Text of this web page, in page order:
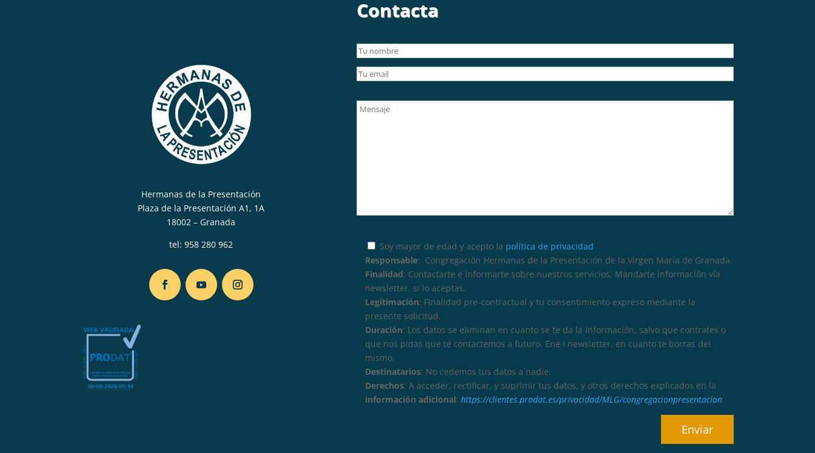
Hermanas de la Presentación
Plaza de la Presentación A1, 1A
18002 – Granada
tel:958 280 962
Contacta
Soy mayor de edad y acepto la política de privacidad
Responsable: Congregación Hermanas de la Presentación de la Virgen María de Granada.
Finalidad: Contactarte e informarte sobre nuestros servicios. Mandarte información vía
newsletter, si lo aceptas.
Legitimación: Finalidad pre-contractual y tu consentimiento expreso mediante la
presente solicitud.
Duración: Los datos se eliminan en cuanto se te da la información, salvo que contrates o
que nos pidas que te contactemos a futuro. Ene l newsletter, en cuanto te borras del
mismo.
Destinatarios: No cedemos tus datos a nadie.
Derechos: A acceder, rectificar, y suprimir tus datos, y otros derechos explicados en la
información adicional:https://clientes.prodat.es/privacidad/MLG/congregacionpresentacion